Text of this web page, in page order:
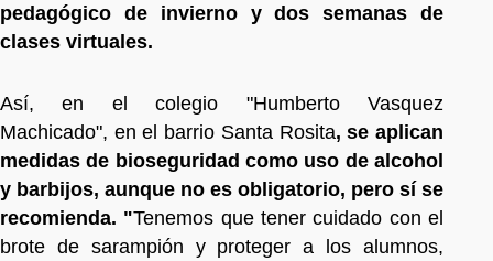
pedagógico de invierno y dos semanas de
clases virtuales.
Así, en el colegio "Humberto Vasquez
Machicado", en el barrio Santa Rosita, se aplican
medidas de bioseguridad como uso de alcohol
y barbijos, aunque no es obligatorio, pero sí se
recomienda. "Tenemos que tener cuidado con el
brote de sarampión y proteger a los alumnos,